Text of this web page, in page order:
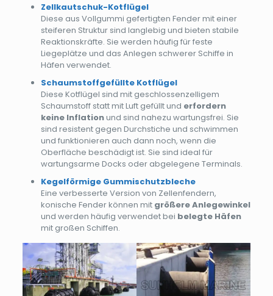
Zellkautschuk-Kotflügel
Diese aus Vollgummi gefertigten Fender mit einer
steiferen Struktur sind langlebig und bieten stabile
Reaktionskräfte. Sie werden häufig für feste
Liegeplätze und das Anlegen schwerer Schiffe in
Häfen verwendet.
Schaumstoffgefüllte Kotflügel
Diese Kotflügel sind mit geschlossenzelligem
Schaumstoff statt mit Luft gefüllt und erfordern
keine Inflationund sind nahezu wartungsfrei. Sie
sind resistent gegen Durchstiche und schwimmen
und funktionieren auch dann noch, wenn die
Oberfläche beschädigt ist. Sie sind ideal für
wartungsarme Docks oder abgelegene Terminals.
Kegelförmige Gummischutzbleche
Eine verbesserte Version von Zellenfendern,
konische Fender können mit größere Anlegewinkel
und werden häufig verwendet bei belegte Häfen
mit großen Schiffen.